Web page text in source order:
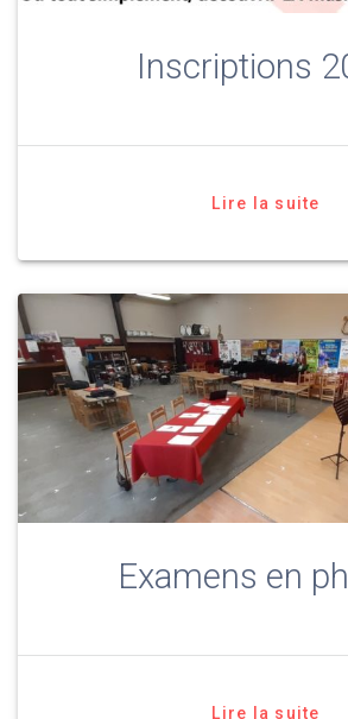
Inscriptions
Lire la suite
Examens en
Lire la suite